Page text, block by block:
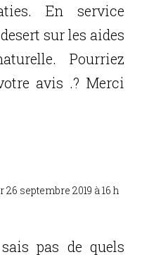
En service
sur les aides
Pourriez
avis .? Merci
26 septembre 2019 à 16 h
pas de quels